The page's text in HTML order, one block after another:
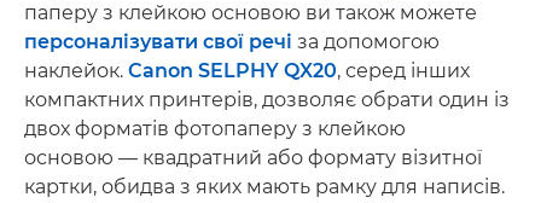
паперу з клейкою основою ви також можете
персоналізувати свої речі за допомогою
наклейок. Canon SELPHY QX20, серед інших
компактних принтерів, дозволяє обрати один із
двох форматів фотопаперу з клейкою
основою — квадратний або формату візитної
картки, обидва з яких мають рамку для написів.